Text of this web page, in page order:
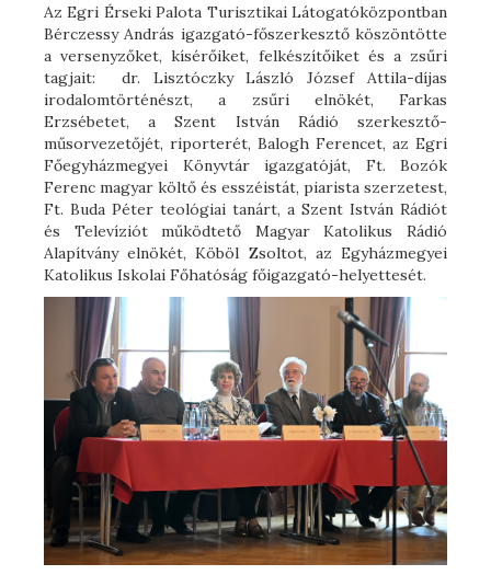
Az Egri Érseki Palota Turisztikai Látogatóközpontban
Bérczessy András igazgató-főszerkesztő köszöntötte
a versenyzőket, kísérőiket, felkészítőiket és a zsűri
tagjait: dr. Lisztóczky László József Attila-díjas
irodalomtörténészt, a zsűri elnökét, Farkas
Erzsébetet, a Szent István Rádió szerkesztő-
műsorvezetőjét, riporterét, Balogh Ferencet, az Egri
Főegyházmegyei Könyvtár igazgatóját, Ft. Bozók
Ferenc magyar költő és esszéistát, piarista szerzetest,
Ft. Buda Péter teológiai tanárt, a Szent István Rádiót
és Televíziót működtető Magyar Katolikus Rádió
Alapítvány elnökét, Köböl Zsoltot, az Egyházmegyei
Katolikus Iskolai Főhatóság főigazgató-helyettesét.